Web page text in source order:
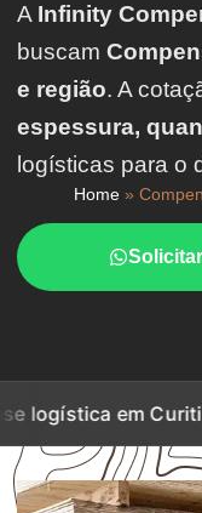
A Infinity
buscam
e região. A
espessura,
logísticas para o
Home»
Curitiba, PR